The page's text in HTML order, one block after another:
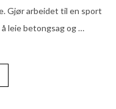
Gjør arbeidet til en sport
leie betongsag og …